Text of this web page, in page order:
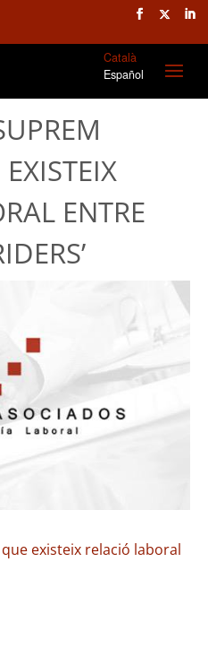
Català
Español
ENTRE
existeix relació laboral